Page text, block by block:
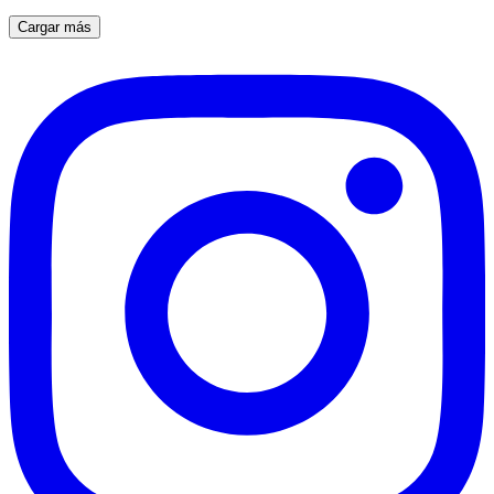
Cargar más